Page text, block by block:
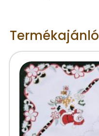
Termékajánló